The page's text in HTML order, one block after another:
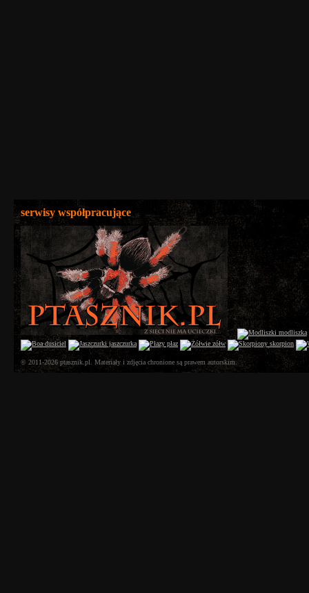
serwisy współpracujące
© 2011-2026 ptasznik.pl. Materiały i zdjęcia chronione są prawem autorskim.